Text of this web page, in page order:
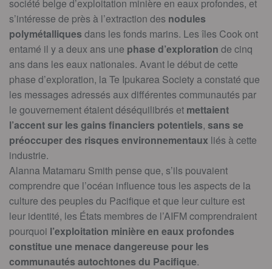
société belge d’exploitation minière en eaux profondes, et
s’intéresse de près à l’extraction des nodules
polymétalliques dans les fonds marins. Les îles Cook ont
entamé il y a deux ans une phase d’exploration de cinq
ans dans les eaux nationales. Avant le début de cette
phase d’exploration, la Te Ipukarea Society a constaté que
les messages adressés aux différentes communautés par
le gouvernement étaient déséquilibrés et mettaient
l’accent sur les gains financiers potentiels, sans se
préoccuper des risques environnementaux liés à cette
industrie.
Alanna Matamaru Smith pense que, s’ils pouvaient
comprendre que l’océan influence tous les aspects de la
culture des peuples du Pacifique et que leur culture est
leur identité, les États membres de l’AIFM comprendraient
pourquoi l’exploitation minière en eaux profondes
constitue une menace dangereuse pour les
communautés autochtones du Pacifique.